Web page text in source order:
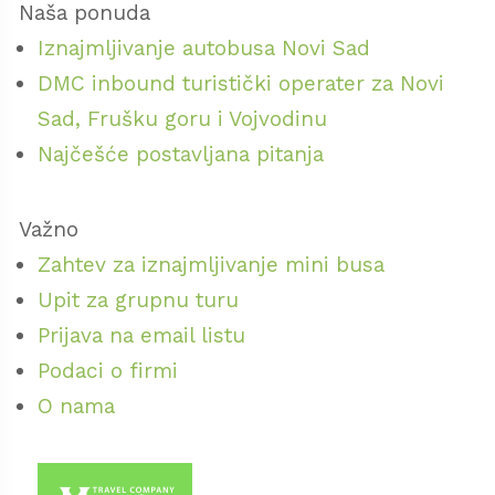
bogatim fundusom slika i skulptura.
Za umetničke duše, preporučujemo i posetu
privatnim galerijama:
Galerija „Studenac“ Petra Anđelkovića –
Galerija „Zaga S Art“ slikarke Zagorke
Srbović u Neresnici
Ravništarka – podzemna galerija prirode
Ušuškana među zelenilom Homolja, pećina
Ravništarka dočekuje posetioce kao tiha
razliku od svojih suseda, Ravništarka nema
Naša ponuda
Iznajmljivanje autobusa Novi Sad
DMC inbound turistički operater za Novi
Sad, Frušku goru i Vojvodinu
Najčešće postavljana pitanja
Važno
Zahtev za iznajmljivanje mini busa
Upit za grupnu turu
Prijava na email listu
Podaci o firmi
O nama